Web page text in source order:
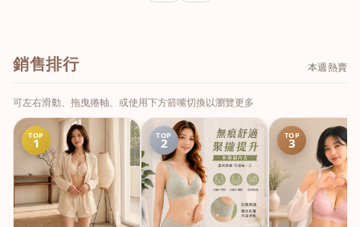
銷售排行 本週熱賣
可左右滑動、拖曳捲軸、或使用下方箭嘴切換以瀏覽更多
TOP
1 TOP
2 TOP
3